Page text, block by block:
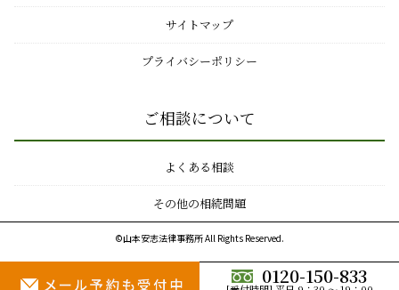
0120-150-833
サイトマップ
プライバシーポリシー
ご相談について
よくある相談
その他の相続問題
©山本安志法律事務所 All Rights Reserved.